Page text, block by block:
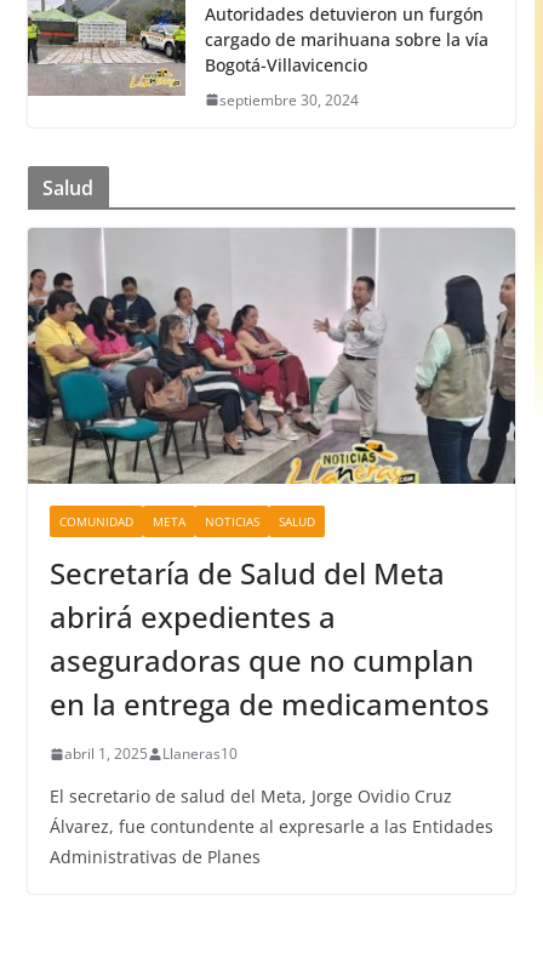
Autoridades detuvieron un furgón
cargado de marihuana sobre la vía
Bogotá-Villavicencio
septiembre 30, 2024
Salud
COMUNIDAD META NOTICIAS SALUD
Secretaría de Salud del Meta
abrirá expedientes a
aseguradoras que no cumplan
en la entrega de medicamentos
abril 1, 2025 Llaneras10
El secretario de salud del Meta, Jorge Ovidio Cruz
Álvarez, fue contundente al expresarle a las Entidades
Administrativas de Planes